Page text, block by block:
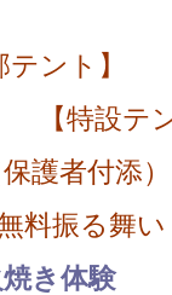
ント】
設テン
者付添）
振る舞い
き体験